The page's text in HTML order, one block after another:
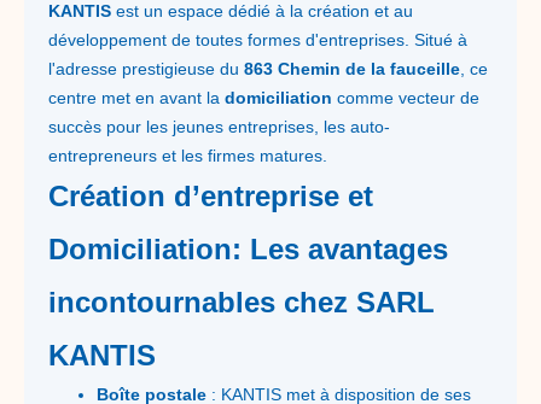
KANTIS est un espace dédié à la création et au
développement de toutes formes d'entreprises. Situé à
l'adresse prestigieuse du 863 Chemin de la fauceille , ce
centre met en avant la domiciliation comme vecteur de
succès pour les jeunes entreprises, les auto-
entrepreneurs et les firmes matures.
Création d’entreprise et
Domiciliation: Les avantages
incontournables chez SARL
KANTIS
Boîte postale : KANTIS met à disposition de ses